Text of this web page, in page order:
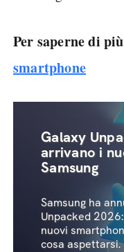
Per saperne di
smartphone
Galaxy
arrivano i
Samsung
Samsung ha
Unpacked
nuovi
cosa aspettarsi.